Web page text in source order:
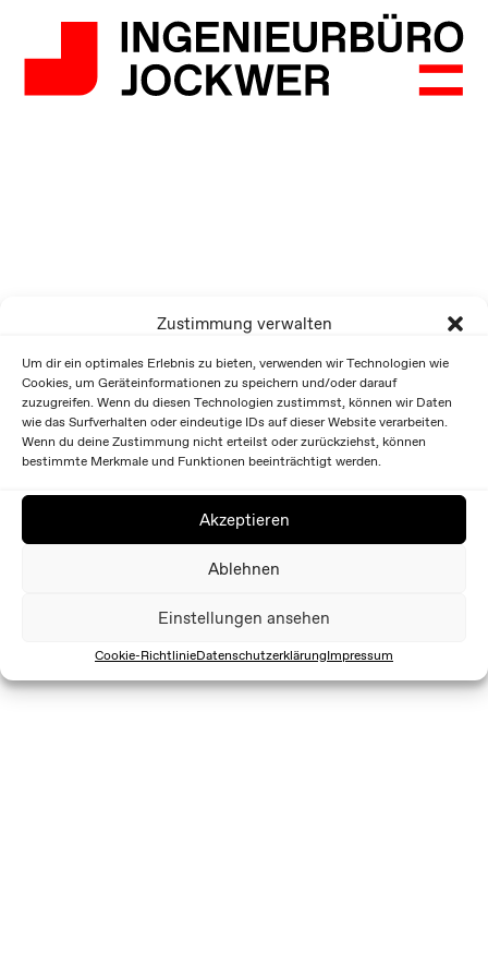
Zustimmung verwalten
Um dir ein optimales Erlebnis zu bieten, verwenden wir Technologien wie
Cookies, um Geräteinformationen zu speichern und/oder darauf
zuzugreifen. Wenn du diesen Technologien zustimmst, können wir Daten
wie das Surfverhalten oder eindeutige IDs auf dieser Website verarbeiten.
Wenn du deine Zustimmung nicht erteilst oder zurückziehst, können
bestimmte Merkmale und Funktionen beeinträchtigt werden.
Akzeptieren
Ablehnen
Einstellungen ansehen
Cookie-RichtlinieDatenschutzerklärungImpressum